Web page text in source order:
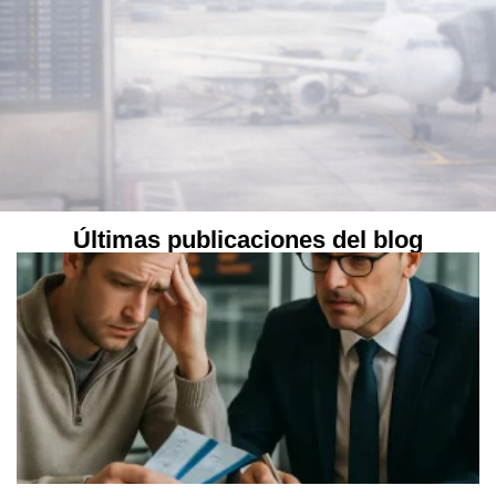
NUESTROS CLIENTES NOS
AVALAN
“Excelentes abogados en aeropuerto. Destacamos la rapidez en la
actuación y la profesionalidad del abogado, que logró que mi
familiar no fuera expulsado y pudiera entrar en España. Trato
humano y eficaz.”
Últimas publicaciones del blog